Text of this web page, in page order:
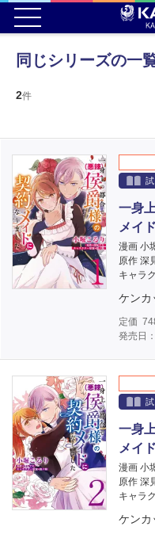
同じシリーズの一
2件
一身
メイ
漫画 小
原作
キャラ
ケンカ
定価
発売日
一身
メイ
漫画 小
原作
キャラ
ケンカ